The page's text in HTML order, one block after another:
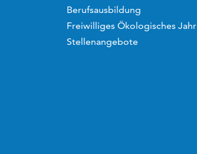
Berufsausbildung
Freiwilliges Ökologisches Jahr
Stellenangebote